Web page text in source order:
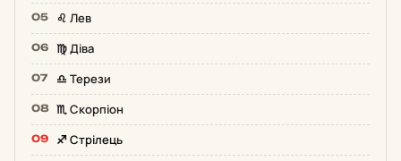
♌️ Лев
♍️ Діва
♎️ Терези
♏️ Скорпіон
♐️ Стрілець